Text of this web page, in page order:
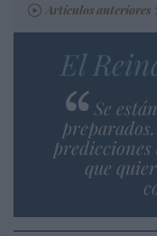
Artículos anteriores
El
Se
que